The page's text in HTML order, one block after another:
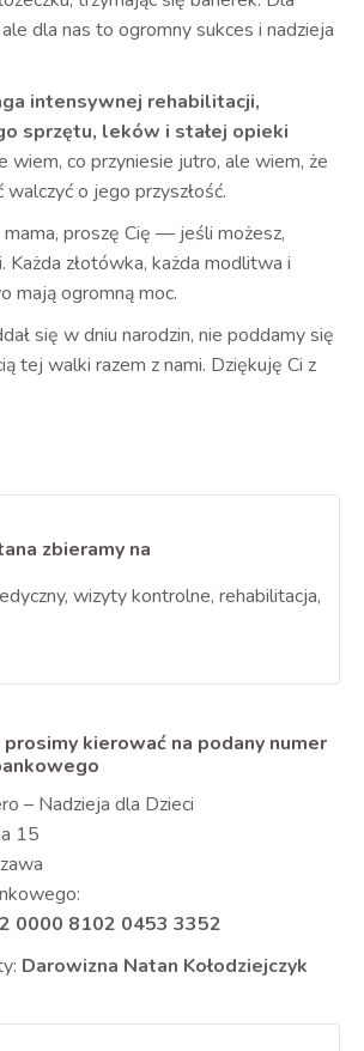
dla nas to ogromny sukces i nadzieja
intensywnej rehabilitacji,
sprzętu, leków i stałej opieki
wiem, co przyniesie jutro, ale wiem, że
o jego przyszłość.
proszę Cię — jeśli możesz,
Każda złotówka, każda modlitwa i
mają ogromną moc.
się w dniu narodzin, nie poddamy się
tej walki razem z nami. Dziękuję Ci z
zbieramy na
wizyty kontrolne, rehabilitacja,
prosimy kierować na podany numer
– Nadzieja dla Dzieci
15
0000 8102 0453 3352
Darowizna Natan Kołodziejczyk